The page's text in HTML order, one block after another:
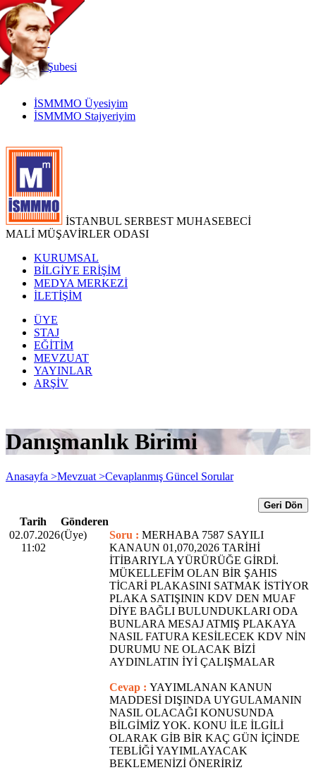
TR
|
EN
İnternetŞubesi
İSMMMO Üyesiyim
İSMMMO Stajyeriyim
İSTANBUL SERBEST MUHASEBECİ
MALİ MÜŞAVİRLER ODASI
KURUMSAL
BİLGİYE ERİŞİM
MEDYA MERKEZİ
İLETİŞİM
ÜYE
STAJ
EĞİTİM
MEVZUAT
YAYINLAR
ARŞİV
Danışmanlık Birimi
Anasayfa >Mevzuat >Cevaplanmış Güncel Sorular
Geri Dön
Tarih
Gönderen
02.07.2026
11:02
(Üye) Soru : MERHABA 7587 SAYILI
KANAUN 01,070,2026 TARİHİ
İTİBARIYLA YÜRÜRÜĞE GİRDİ.
MÜKELLEFİM OLAN BİR ŞAHIS
TİCARİ PLAKASINI SATMAK İSTİYOR
PLAKA SATIŞININ KDV DEN MUAF
DİYE BAĞLI BULUNDUKLARI ODA
BUNLARA MESAJ ATMIŞ PLAKAYA
NASIL FATURA KESİLECEK KDV NİN
DURUMU NE OLACAK BİZİ
AYDINLATIN İYİ ÇALIŞMALAR
Cevap : YAYIMLANAN KANUN
MADDESİ DIŞINDA UYGULAMANIN
NASIL OLACAĞI KONUSUNDA
BİLGİMİZ YOK. KONU İLE İLGİLİ
OLARAK GİB BİR KAÇ GÜN İÇİNDE
TEBLİĞİ YAYIMLAYACAK
BEKLEMENİZİ ÖNERİRİZ